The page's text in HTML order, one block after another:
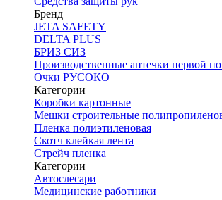
Бренд
JETA SAFETY
DELTA PLUS
БРИЗ СИЗ
Производственные аптечки первой
Очки РУСОКО
Категории
Коробки картонные
Мешки строительные
Пленка полиэтиленовая
Скотч клейкая лента
Стрейч пленка
Категории
Автослесари
Медицинские работники